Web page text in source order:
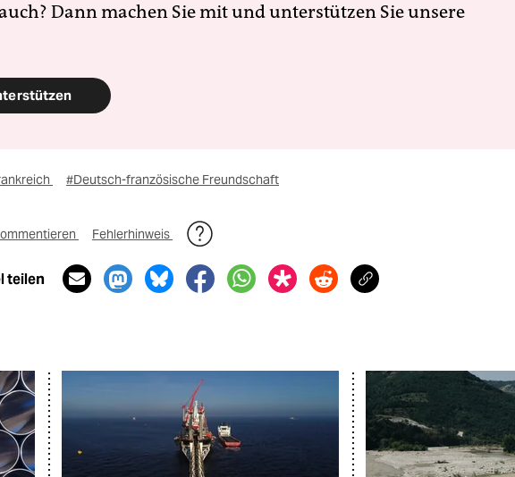
Dann machen Sie mit und unterstützen Sie unsere
#Deutsch-französische Freundschaft
Fehlerhinweis
teilen